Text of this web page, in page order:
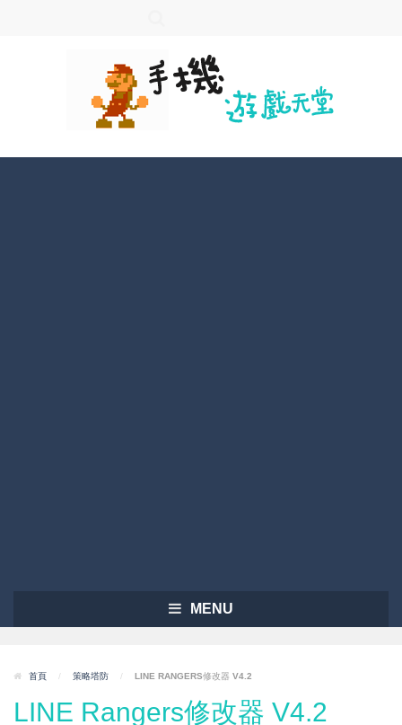
MENU
首頁 / 策略塔防 / LINE RANGERS修改器 V4.2
LINE Rangers修改器 V4.2